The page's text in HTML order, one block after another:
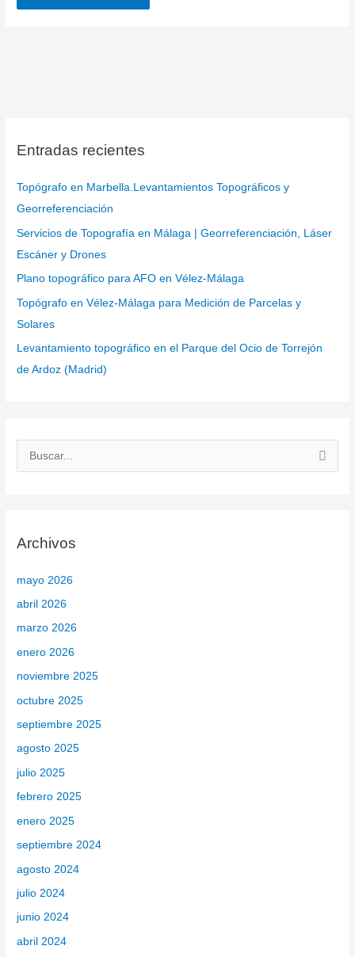
Entradas recientes
Topógrafo en Marbella.Levantamientos Topográficos y
Georreferenciación
Servicios de Topografía en Málaga | Georreferenciación, Láser
Escáner y Drones
Plano topográfico para AFO en Vélez-Málaga
Topógrafo en Vélez-Málaga para Medición de Parcelas y
Solares
Levantamiento topográfico en el Parque del Ocio de Torrejón
de Ardoz (Madrid)
a
o
r
:
Archivos
mayo 2026
abril 2026
marzo 2026
enero 2026
noviembre 2025
octubre 2025
septiembre 2025
agosto 2025
julio 2025
febrero 2025
enero 2025
septiembre 2024
agosto 2024
julio 2024
junio 2024
abril 2024